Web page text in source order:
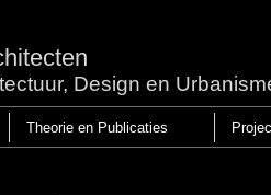
Design en
Theorie en Publicaties